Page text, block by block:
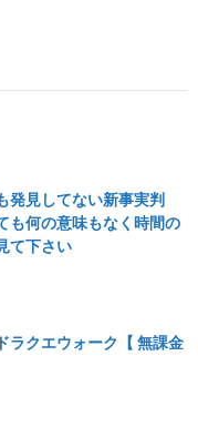
発見してない新事実判
も何の意味もなく時間の
て下さい
クエウォーク【 無課金